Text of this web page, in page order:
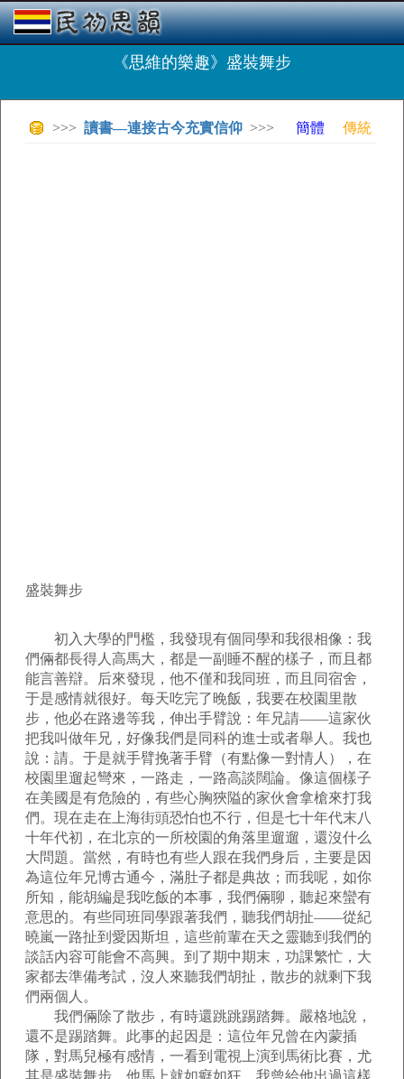
《思維的樂趣》盛裝舞步
>>> 讀書—連接古今充實信仰 >>> 簡體 傳統
盛裝舞步
初入大學的門檻，我發現有個同學和我很相像：我
們倆都長得人高馬大，都是一副睡不醒的樣子，而且都
能言善辯。后來發現，他不僅和我同班，而且同宿舍，
于是感情就很好。每天吃完了晚飯，我要在校園里散
步，他必在路邊等我，伸出手臂說：年兄請——這家伙
把我叫做年兄，好像我們是同科的進士或者舉人。我也
說：請。于是就手臂挽著手臂（有點像一對情人），在
校園里遛起彎來，一路走，一路高談闊論。像這個樣子
在美國是有危險的，有些心胸狹隘的家伙會拿槍來打我
們。現在走在上海街頭恐怕也不行，但是七十年代末八
十年代初，在北京的一所校園的角落里遛遛，還沒什么
大問題。當然，有時也有些人跟在我們身后，主要是因
為這位年兄博古通今，滿肚子都是典故；而我呢，如你
所知，能胡編是我吃飯的本事，我們倆聊，聽起來蠻有
意思的。有些同班同學跟著我們，聽我們胡扯——從紀
曉嵐一路扯到愛因斯坦，這些前輩在天之靈聽到我們的
談話內容可能會不高興。到了期中期末，功課繁忙，大
家都去準備考試，沒人來聽我們胡扯，散步的就剩下我
們兩個人。
我們倆除了散步，有時還跳跳踢踏舞。嚴格地說，
還不是踢踏舞。此事的起因是：這位年兄曾在內蒙插
隊，對馬兒極有感情，一看到電視上演到馬術比賽，尤
其是盛裝舞步，他馬上就如癡如狂。我曾給他出過這樣